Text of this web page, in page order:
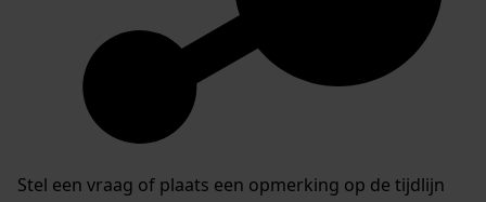
Stel een vraag of plaats een opmerking op de tijdlijn